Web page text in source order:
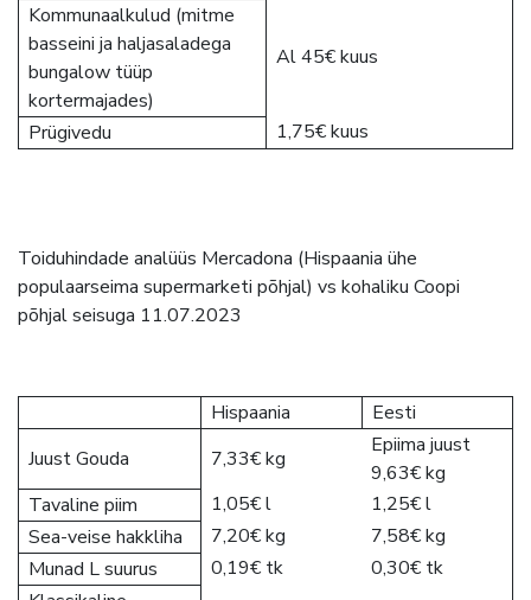
Kommunaalkulud (mitme
basseini ja haljasaladega
bungalow tüüp
kortermajades)
Al 45€ kuus
Prügivedu 1,75€ kuus
Toiduhindade analüüs Mercadona (Hispaania ühe
populaarseima supermarketi põhjal) vs kohaliku Coopi
põhjal seisuga 11.07.2023
Hispaania
Eesti
Juust Gouda
7,33€ kg
Epiima juust
9,63€ kg
Tavaline piim
1,05€ l
1,25€ l
Sea-veise hakkliha
7,20€ kg
7,58€ kg
Munad L suurus
0,19€ tk
0,30€ tk